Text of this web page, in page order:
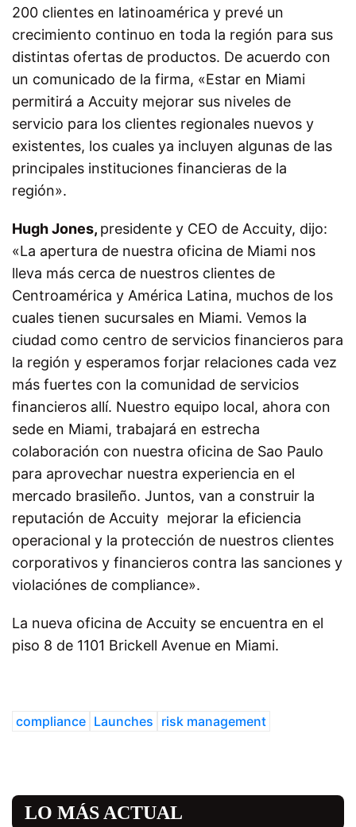
200 clientes en latinoamérica y prevé un
crecimiento continuo en toda la región para sus
distintas ofertas de productos. De acuerdo con
un comunicado de la firma, «Estar en Miami
permitirá a Accuity mejorar sus niveles de
servicio para los clientes regionales nuevos y
existentes, los cuales ya incluyen algunas de las
principales instituciones financieras de la
región».
Hugh Jones, presidente y CEO de Accuity, dijo:
«La apertura de nuestra oficina de Miami nos
lleva más cerca de nuestros clientes de
Centroamérica y América Latina, muchos de los
cuales tienen sucursales en Miami. Vemos la
ciudad como centro de servicios financieros para
la región y esperamos forjar relaciones cada vez
más fuertes con la comunidad de servicios
financieros allí. Nuestro equipo local, ahora con
sede en Miami, trabajará en estrecha
colaboración con nuestra oficina de Sao Paulo
para aprovechar nuestra experiencia en el
mercado brasileño. Juntos, van a construir la
reputación de Accuity mejorar la eficiencia
operacional y la protección de nuestros clientes
corporativos y financieros contra las sanciones y
violaciónes de compliance».
La nueva oficina de Accuity se encuentra en el
piso 8 de 1101 Brickell Avenue en Miami.
compliance Launches risk management
LO MÁS ACTUAL